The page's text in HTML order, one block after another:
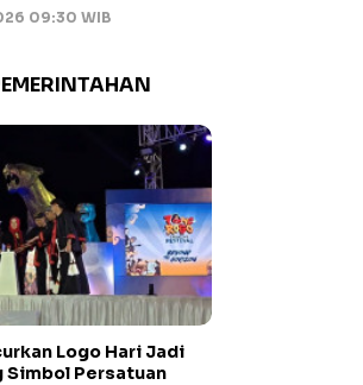
09:30 WIB
Logo Hari Jadi
Simbol Persatuan